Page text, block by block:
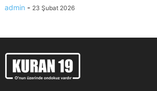
admin - 23 Şubat 2026